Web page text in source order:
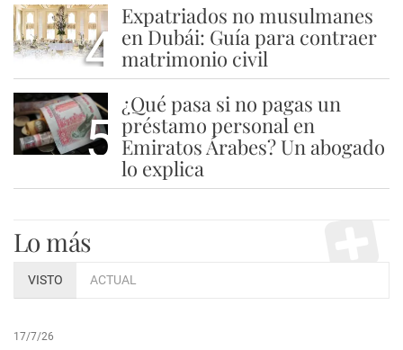
4
Expatriados no musulmanes
en Dubái: Guía para contraer
matrimonio civil
5
¿Qué pasa si no pagas un
préstamo personal en
Emiratos Árabes? Un abogado
lo explica
Lo más
VISTO ACTUAL
17/7/26